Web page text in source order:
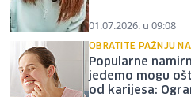
01.07.2026. u 09:08
OBRATITE PAŽNJU NA
Popularne
jedemo mogu
od karijesa: